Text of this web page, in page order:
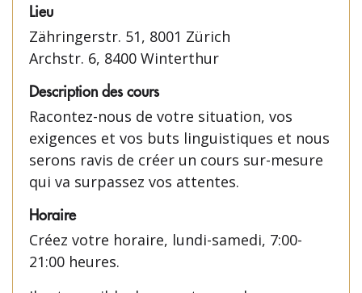
Lieu
Zähringerstr. 51, 8001 Zürich
Archstr. 6, 8400 Winterthur
Description des cours
Racontez-nous de votre situation, vos
exigences et vos buts linguistiques et nous
serons ravis de créer un cours sur-mesure
qui va surpassez vos attentes.
Horaire
Créez votre horaire, lundi-samedi, 7:00-
21:00 heures.